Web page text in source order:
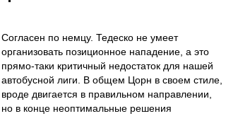
Согласен по немцу. Тедеско не умеет
организовать позиционное нападение, а это
прямо-таки критичный недостаток для нашей
автобусной лиги. В общем Цорн в своем стиле,
вроде двигается в правильном направлении,
но в конце неоптимальные решения